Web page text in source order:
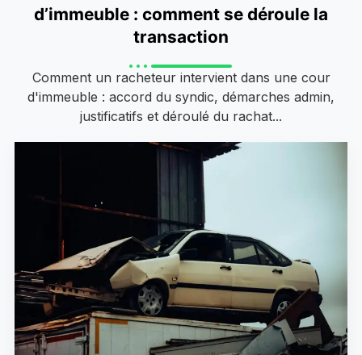
d’immeuble : comment se déroule la
transaction
Comment un racheteur intervient dans une cour
d'immeuble : accord du syndic, démarches admin,
justificatifs et déroulé du rachat...